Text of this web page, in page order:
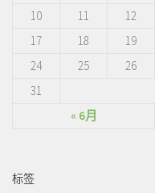
« 6月
10
11 12
17
18 19
24
25 26
31
标签